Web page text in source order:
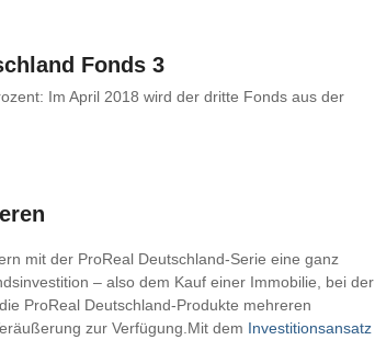
Fonds 3
Im April 2018 wird der dritte Fonds aus der
mit der ProReal Deutschland-Serie eine ganz
– also dem Kauf einer Immobilie, bei der
ProReal Deutschland-Produkte mehreren
zur Verfügung.Mit dem Investitionsansatz